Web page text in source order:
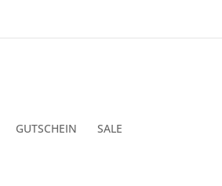
GUTSCHEIN SALE